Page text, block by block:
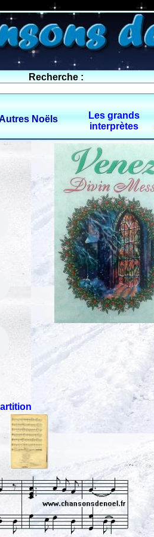
0 $limitbot 1 $limittot 2
Recherche :
Noëls
Les grands
interprètes